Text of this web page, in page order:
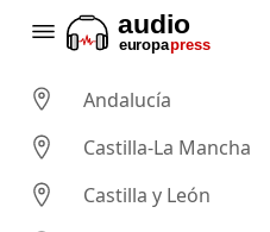
Andalucía
Castilla-La Mancha
Castilla y León